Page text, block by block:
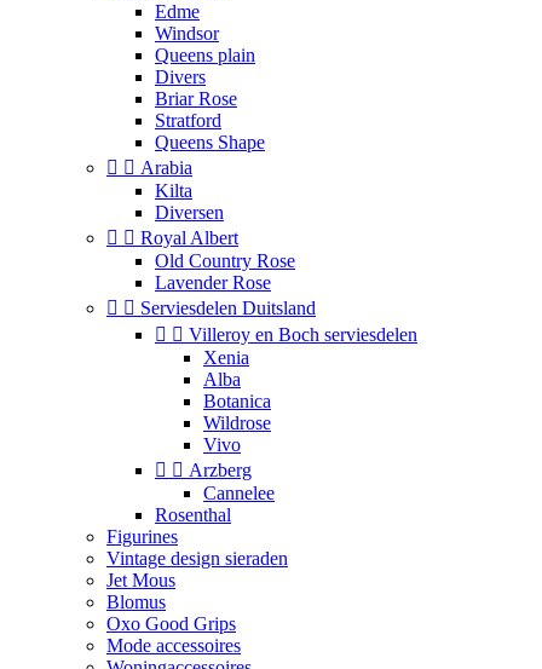
Edme
Windsor
Queens plain
Divers
Briar Rose
Stratford
Queens Shape
  Arabia
Kilta
Diversen
  Royal Albert
Old Country Rose
Lavender Rose
  Serviesdelen Duitsland
  Villeroy en Boch serviesdelen
Xenia
Alba
Botanica
Wildrose
Vivo
  Arzberg
Cannelee
Rosenthal
Figurines
Vintage design sieraden
Jet Mous
Blomus
Oxo Good Grips
Mode accessoires